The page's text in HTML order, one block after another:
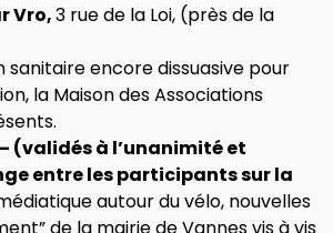
Vro,3 rue de la Loi, (près de la
sanitaire encore dissuasive pour
la Maison des Associations
(validés à l’unanimité et
entre les participants sur la
autour du vélo, nouvelles
de la mairie de Vannes vis à vis